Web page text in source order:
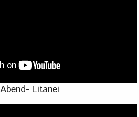
Abend- Litanei